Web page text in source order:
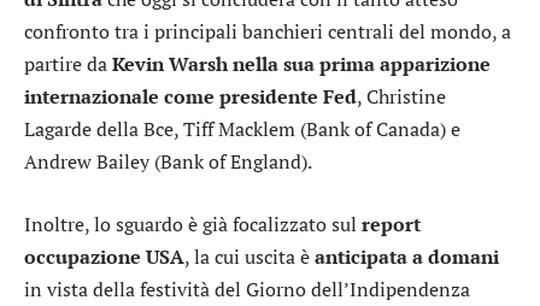
confronto tra i principali banchieri centrali del mondo, a
partire daKevin Warsh nella sua prima apparizione
internazionale come presidente Fed, Christine
Lagarde della Bce, Tiff Macklem (Bank of Canada) e
Andrew Bailey (Bank of England).
Inoltre, lo sguardo è già focalizzato sul report
occupazione USA, la cui uscita èanticipata a domani
in vista della festività del Giorno dell’Indipendenza